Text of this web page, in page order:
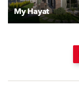
My Hayat